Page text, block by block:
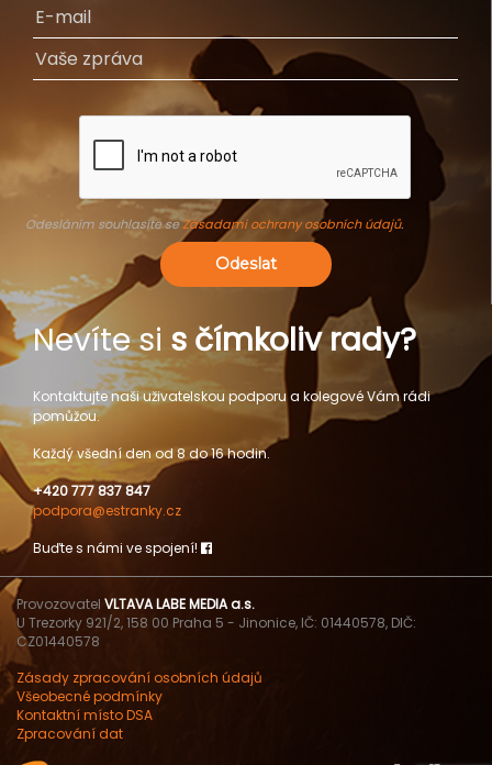
Odesláním souhlasíte seZásadami ochrany osobních údajů.
Odeslat
Nevíte si s čímkoliv rady?
Kontaktujte naši uživatelskou podporu a kolegové Vám rádi
pomůžou.
Každý všední den od 8 do 16 hodin.
+420 777 837 847
podpora@estranky.cz
Buďte s námi ve spojení!
Provozovatel VLTAVA LABE MEDIA a.s.
U Trezorky 921/2, 158 00 Praha 5 - Jinonice, IČ: 01440578, DIČ:
CZ01440578
Zásady zpracování osobních údajů
Všeobecné podmínky
Kontaktní místo DSA
Zpracování dat